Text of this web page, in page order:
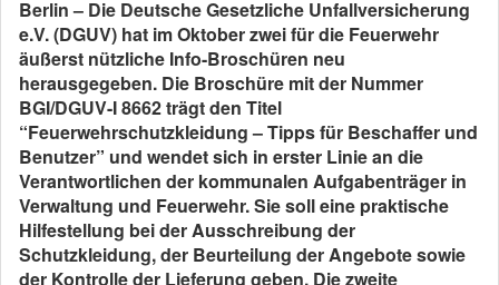
Berlin – Die Deutsche Gesetzliche Unfallversicherung
e.V. (DGUV) hat im Oktober zwei für die Feuerwehr
äußerst nützliche Info-Broschüren neu
herausgegeben. Die Broschüre mit der Nummer
BGI/DGUV-I 8662 trägt den Titel
“Feuerwehrschutzkleidung – Tipps für Beschaffer und
Benutzer” und wendet sich in erster Linie an die
Verantwortlichen der kommunalen Aufgabenträger in
Verwaltung und Feuerwehr. Sie soll eine praktische
Hilfestellung bei der Ausschreibung der
Schutzkleidung, der Beurteilung der Angebote sowie
der Kontrolle der Lieferung geben. Die zweite